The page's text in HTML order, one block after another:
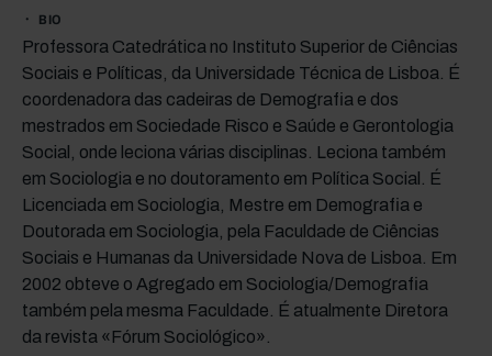
BIO
Professora Catedrática no Instituto Superior de Ciências
Sociais e Políticas, da Universidade Técnica de Lisboa. É
coordenadora das cadeiras de Demografia e dos
mestrados em Sociedade Risco e Saúde e Gerontologia
Social, onde leciona várias disciplinas. Leciona também
em Sociologia e no doutoramento em Política Social. É
Licenciada em Sociologia, Mestre em Demografia e
Doutorada em Sociologia, pela Faculdade de Ciências
Sociais e Humanas da Universidade Nova de Lisboa. Em
2002 obteve o Agregado em Sociologia/Demografia
também pela mesma Faculdade. É atualmente Diretora
da revista «Fórum Sociológico».